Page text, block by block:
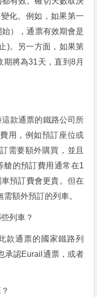
化。例如，如果第一
），通票有效期會是
)。另一方面，如果第
將為31天，直到8月
款通票的鐵路公司所
用，例如預訂座位或
需要額外購買，並且
艙的預訂費用通常在1
預訂費會更貴。但在
額外預訂的列車。
列車？
款通票的國家鐵路列
承認Eurail通票，或者